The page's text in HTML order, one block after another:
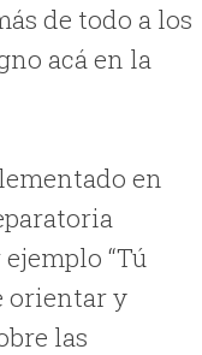
de todo a los
acá en la
en
“Tú
orientar y
las